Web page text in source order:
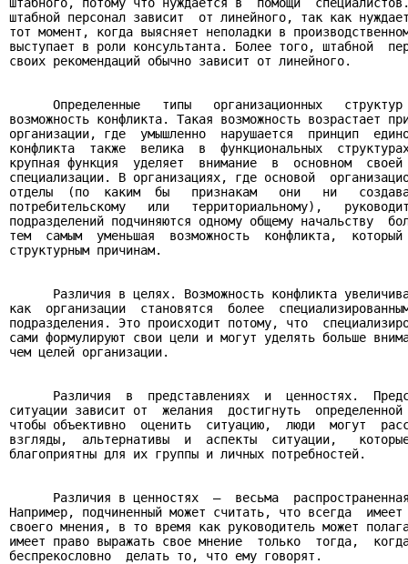
штабной персонал зависит  от линейного, так как
тот момент, когда выясняет неполадки в
выступает в роли консультанта. Более того, штабной
своих рекомендаций обычно зависит от линейного.
Определенные   типы   организационных
возможность конфликта. Такая возможность возрастает
организации, где  умышленно  нарушается  принцип
конфликта  также  велика  в  функциональных
крупная функция  уделяет  внимание  в  основном  своей
специализации. В организациях, где основой
отделы  (по  каким  бы   признакам   они   ни
потребительскому   или   территориальному),
подразделений подчиняются одному общему начальству
тем  самым  уменьшая  возможность  конфликта,
структурным причинам.
Различия в целях. Возможность конфликта
как  организации  становятся  более
подразделения. Это происходит потому, что
сами формулируют свои цели и могут уделять больше
чем целей организации.
Различия  в  представлениях  и  ценностях.
ситуации зависит от  желания  достигнуть
чтобы объективно  оценить  ситуацию,  люди  могут
взгляды,  альтернативы  и  аспекты  ситуации,
благоприятны для их группы и личных потребностей.
Различия в ценностях  –  весьма
Например, подчиненный может считать, что всегда
своего мнения, в то время как руководитель может
имеет право выражать свое мнение  только  тогда,
беспрекословно  делать то, что ему говорят.